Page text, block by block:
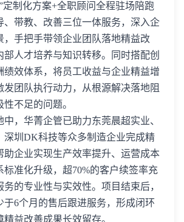
定制化方案+全职顾问全程驻场陪跑
、带教、改善三位一体服务，深入企
，手把手带领企业团队落地精益改
部人才培养与知识转移。同时搭配创
绩效体系，将员工收益与企业精益增
发团队执行动力，从根源解决落地阻
不足的问题。
中，华菁企管已助力东莞晨超实业、
深圳DK科技等众多制造企业完成精
助企业实现生产效率提升、运营成本
标准化升级，超70%的客户续签率充
的专业性与实效性。项目结束后，
于6个月的售后跟进服务，形成闭环
益改善成果长效留存。